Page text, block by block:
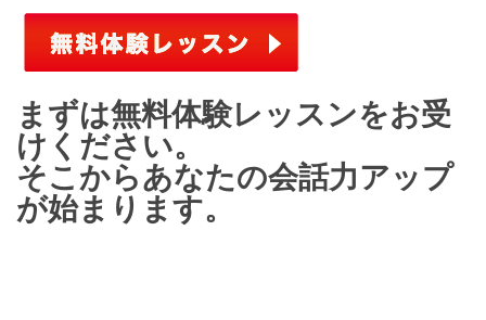
まずは無料体験レッスンをお受
けください。
そこからあなたの会話力アップ
が始まります。